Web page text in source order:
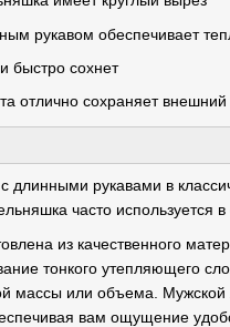
рукавом обеспечивает
быстро сохнет
отлично сохраняет
длинными рукавами в
часто используется
​​из качественного
тонкого утепляющего
массы или объема. Мужской
вам ощущение